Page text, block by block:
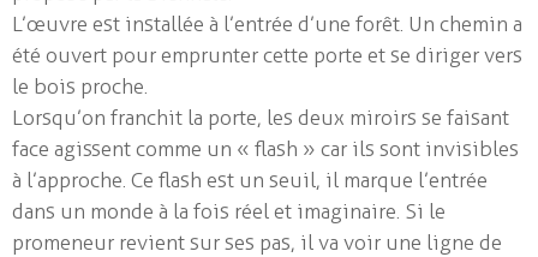
L’œuvre est installée à l’entrée d’une forêt. Un chemin a
été ouvert pour emprunter cette porte et se diriger vers
le bois proche.
Lorsqu’on franchit la porte, les deux miroirs se faisant
face agissent comme un « flash » car ils sont invisibles
à l’approche. Ce flash est un seuil, il marque l’entrée
dans un monde à la fois réel et imaginaire. Si le
promeneur revient sur ses pas, il va voir une ligne de